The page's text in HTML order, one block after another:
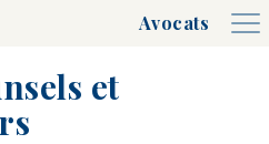
Avocats
et